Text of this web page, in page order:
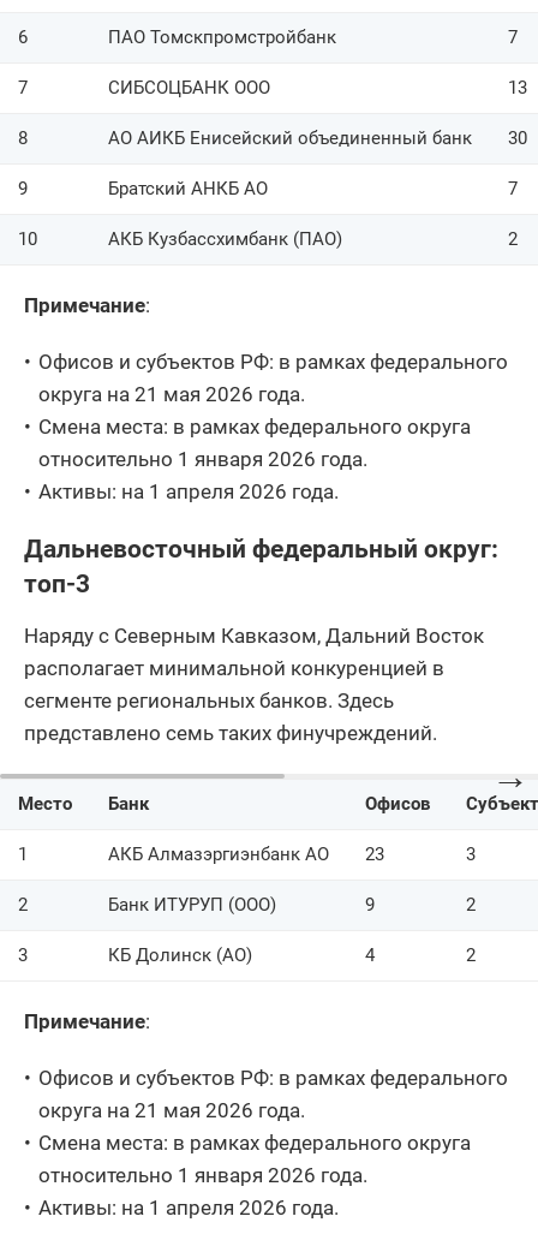
6 ПАО Томскпромстройбанк 7
7 СИБСОЦБАНК ООО 13
8 АО АИКБ Енисейский объединенный банк 30
9 Братский АНКБ АО 7
10 АКБ Кузбассхимбанк (ПАО) 2
Примечание:
Офисов и субъектов РФ: в рамках федерального
округа на 21 мая 2026 года.
Смена места: в рамках федерального округа
относительно 1 января 2026 года.
Активы: на 1 апреля 2026 года.
Дальневосточный федеральный округ:
топ-3
Наряду с Северным Кавказом, Дальний Восток
располагает минимальной конкуренцией в
сегменте региональных банков. Здесь
представлено семь таких финучреждений.
→
Место Банк Офисов
1 АКБ Алмазэргиэнбанк АО 23 3
2 Банк ИТУРУП (ООО) 9 2
3 КБ Долинск (АО) 4 2
Примечание:
Офисов и субъектов РФ: в рамках федерального
округа на 21 мая 2026 года.
Смена места: в рамках федерального округа
относительно 1 января 2026 года.
Активы: на 1 апреля 2026 года.